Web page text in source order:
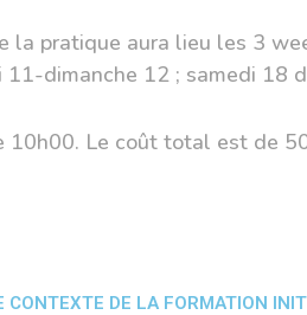
la pratique aura lieu les 3
dimanche 12 ; samedi 18
10h00. Le coût total est de
CONTEXTE DE LA FORMATION